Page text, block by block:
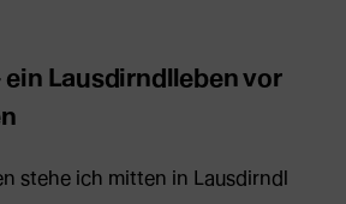
ein Lausdirndlleben vor
stehe ich mitten in Lausdirndl